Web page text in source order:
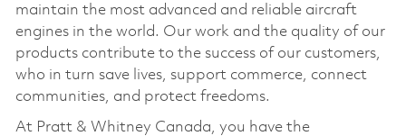
maintain the most advanced and reliable aircraft
engines in the world. Our work and the quality of our
products contribute to the success of our customers,
who in turn save lives, support commerce, connect
communities, and protect freedoms.
At Pratt & Whitney Canada, you have the